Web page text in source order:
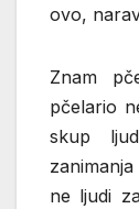
ovo,
Znam
pčelario
skup
ne ljudi